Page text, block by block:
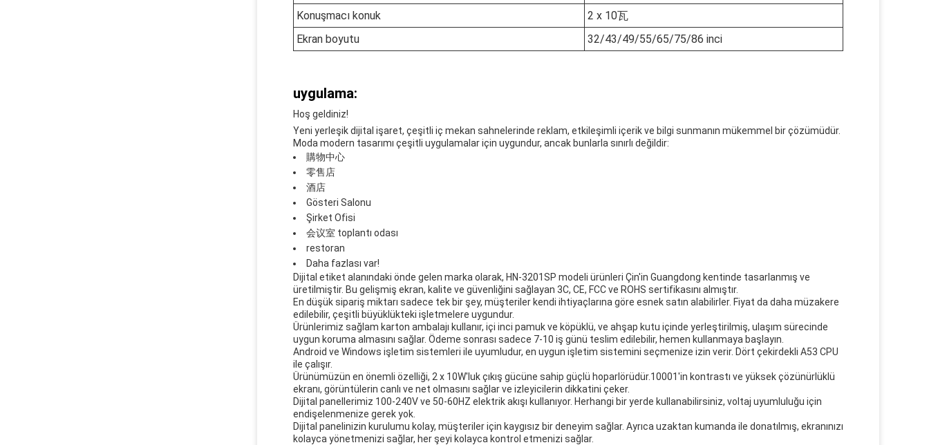
Konuşmacı konuk
2 x 10瓦
Ekran boyutu
32/43/49/55/65/75/86 inci
uygulama:
Hoş geldiniz!
Yeni yerleşik dijital işaret, çeşitli iç mekan sahnelerinde reklam, etkileşimli içerik ve bilgi sunmanın mükemmel bir çözümüdür.
Moda modern tasarımı çeşitli uygulamalar için uygundur, ancak bunlarla sınırlı değildir:
購物中心
零售店
酒店
Gösteri Salonu
Şirket Ofisi
会议室 toplantı odası
restoran
Daha fazlası var!
Dijital etiket alanındaki önde gelen marka olarak, HN-3201SP modeli ürünleri Çin'in Guangdong kentinde tasarlanmış ve
üretilmiştir. Bu gelişmiş ekran, kalite ve güvenliğini sağlayan 3C, CE, FCC ve ROHS sertifikasını almıştır.
En düşük sipariş miktarı sadece tek bir şey, müşteriler kendi ihtiyaçlarına göre esnek satın alabilirler. Fiyat da daha müzakere
edilebilir, çeşitli büyüklükteki işletmelere uygundur.
Ürünlerimiz sağlam karton ambalajı kullanır, içi inci pamuk ve köpüklü, ve ahşap kutu içinde yerleştirilmiş, ulaşım sürecinde
uygun koruma almasını sağlar. Ödeme sonrası sadece 7-10 iş günü teslim edilebilir, hemen kullanmaya başlayın.
Android ve Windows işletim sistemleri ile uyumludur, en uygun işletim sistemini seçmenize izin verir. Dört çekirdekli A53 CPU
ile çalışır.
Ürünümüzün en önemli özelliği, 2 x 10W'luk çıkış gücüne sahip güçlü hoparlörüdür.10001'in kontrastı ve yüksek çözünürlüklü
ekranı, görüntülerin canlı ve net olmasını sağlar ve izleyicilerin dikkatini çeker.
Dijital panellerimiz 100-240V ve 50-60HZ elektrik akışı kullanıyor. Herhangi bir yerde kullanabilirsiniz, voltaj uyumluluğu için
endişelenmenize gerek yok.
Dijital panelinizin kurulumu kolay, müşteriler için kaygısız bir deneyim sağlar. Ayrıca uzaktan kumanda ile donatılmış, ekranınızı
kolayca yönetmenizi sağlar, her şeyi kolayca kontrol etmenizi sağlar.